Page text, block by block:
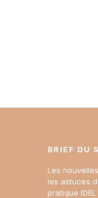
BRIEF DU
Les
les astuces
pratique